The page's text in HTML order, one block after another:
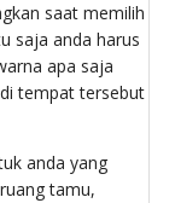
saat memilih
saja anda harus
apa saja
tempat tersebut
anda yang
tamu,